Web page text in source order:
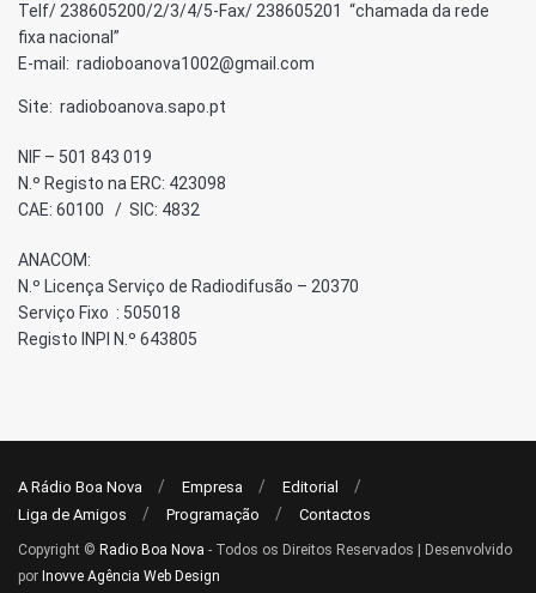
Telf/ 238605200/2/3/4/5-Fax/ 238605201 “chamada da rede
fixa nacional”
E-mail: radioboanova1002@gmail.com
Site: radioboanova.sapo.pt
NIF – 501 843 019
N.º Registo na ERC: 423098
CAE: 60100 / SIC: 4832
ANACOM:
N.º Licença Serviço de Radiodifusão – 20370
Serviço Fixo : 505018
Registo INPI N.º 643805
A Rádio Boa Nova Empresa
Editorial
Liga de Amigos
Programação Contactos
Copyright © Radio Boa Nova - Todos os Direitos Reservados | Desenvolvido
por Inovve Agência Web Design